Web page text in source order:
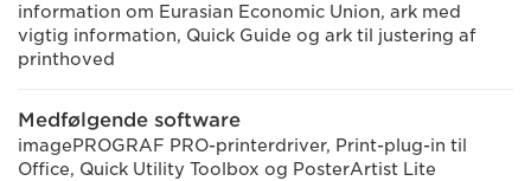
information om Eurasian Economic Union, ark med
vigtig information, Quick Guide og ark til justering af
printhoved
Medfølgende software
imagePROGRAF PRO-printerdriver, Print-plug-in til
Office, Quick Utility Toolbox og PosterArtist Lite